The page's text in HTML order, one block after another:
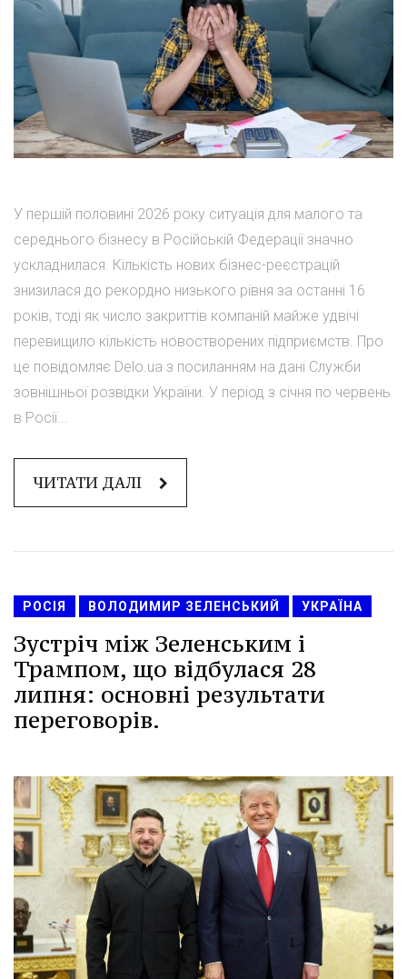
У першій половині 2026 року ситуація для малого та
середнього бізнесу в Російській Федерації значно
ускладнилася. Кількість нових бізнес-реєстрацій
знизилася до рекордно низького рівня за останні 16
років, тоді як число закриттів компаній майже удвічі
перевищило кількість новостворених підприємств. Про
це повідомляє Delo.ua з посиланням на дані Служби
зовнішньої розвідки України. У період з січня по червень
в Росії...
ЧИТАТИ ДАЛІ
РОСІЯ ВОЛОДИМИР ЗЕЛЕНСЬКИЙ УКРАЇНА
Зустріч між Зеленським і
Трампом, що відбулася 28
липня: основні результати
переговорів.